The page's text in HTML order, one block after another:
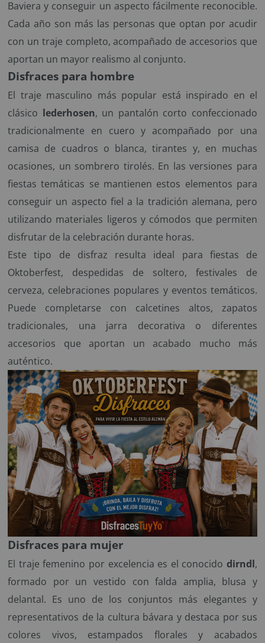
Baviera y conseguir un aspecto fácilmente reconocible.
Cada año son más las personas que optan por acudir
con un traje completo, acompañado de accesorios que
aportan un mayor realismo al conjunto.
Disfraces para hombre
El traje masculino más popular está inspirado en el
clásico lederhosen, un pantalón corto confeccionado
tradicionalmente en cuero y acompañado por una
camisa de cuadros o blanca, tirantes y, en muchas
ocasiones, un sombrero tirolés. En las versiones para
fiestas temáticas se mantienen estos elementos para
conseguir un aspecto fiel a la tradición alemana, pero
utilizando materiales ligeros y cómodos que permiten
disfrutar de la celebración durante horas.
Este tipo de disfraz resulta ideal para fiestas de
Oktoberfest, despedidas de soltero, festivales de
cerveza, celebraciones populares y eventos temáticos.
Puede completarse con calcetines altos, zapatos
tradicionales, una jarra decorativa o diferentes
accesorios que aportan un acabado mucho más
auténtico.
Disfraces para mujer
El traje femenino por excelencia es el conocido dirndl,
formado por un vestido con falda amplia, blusa y
delantal. Es uno de los conjuntos más elegantes y
representativos de la cultura bávara y destaca por sus
colores vivos, estampados florales y acabados